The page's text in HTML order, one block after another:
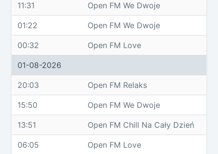
11:31 Open FM We Dwoje
01:22 Open FM We Dwoje
00:32 Open FM Love
01-08-2026
20:03 Open FM Relaks
15:50 Open FM We Dwoje
13:51 Open FM Chill Na Cały Dzień
06:05 Open FM Love